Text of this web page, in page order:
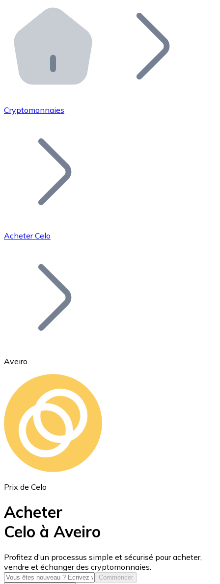
Distributeurs automatiques Bitnovo
Intégrez un ATM Bitnovo dans votre entreprise et
API Bitnovo
Intégrez notre API dans votre écosystème.
Rejoignez notre réseau de distributeurs et
Ajoutez le token de votre projet à notre service
Bitcoin
Ethereum
ETH
USD Coin
USDC
Cryptomonnaies
Acheter Celo
Aveiro
Prix de Celo
Acheter
Celo à Aveiro
Profitez d'un processus simple et sécurisé pour acheter,
vendre et échanger des cryptomonnaies.
Commencer